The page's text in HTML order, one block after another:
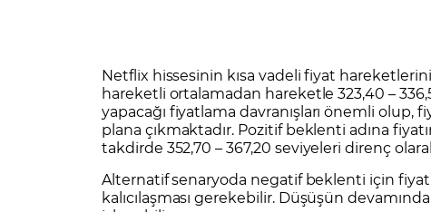
Netflix hissesinin kısa vadeli fiyat
hareketli ortalamadan hareketle 323,40 –
yapacağı fiyatlama davranışları önemli olup,
plana çıkmaktadır. Pozitif beklenti adına
takdirde 352,70 – 367,20 seviyeleri direnç
Alternatif senaryoda negatif beklenti için
kalıcılaşması gerekebilir. Düşüşün